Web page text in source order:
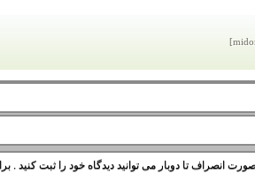
انصراف تا دوبار می توانید دیدگاه خود را ثبت کنید .